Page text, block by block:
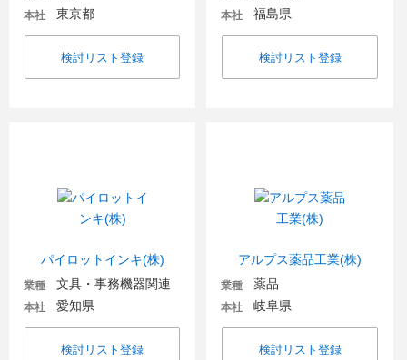
本社 東京都
検討リスト登録
本社 福島県
検討リスト登録
パイロットインキ(株)
業種 文具・事務機器関連
本社 愛知県
検討リスト登録
アルプス薬品工業(株)
業種 薬品
本社 岐阜県
検討リスト登録